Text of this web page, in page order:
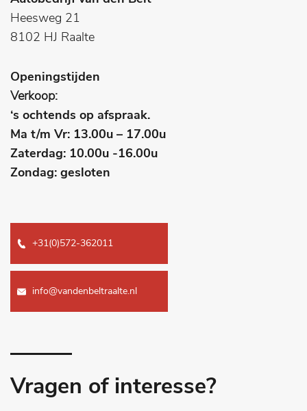
Heesweg 21
8102 HJ Raalte
Openingstijden
Verkoop:
‘s ochtends op afspraak.
Ma t/m Vr: 13.00u – 17.00u
Zaterdag: 10.00u -16.00u
Zondag: gesloten
+31(0)572-362011
info@vandenbeltraalte.nl
Vragen of interesse?